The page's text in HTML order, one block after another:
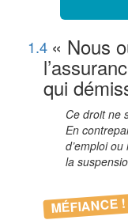
1.4 « Nous
qui
Ce droit ne
En
d’emploi
la
MÉFIANCE !